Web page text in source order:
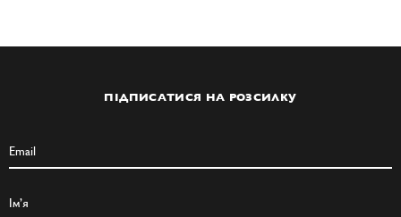
ПІДПИСАТИСЯ НА РОЗСИЛКУ